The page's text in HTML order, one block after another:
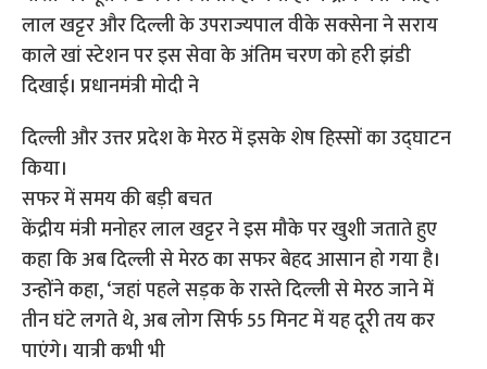
लाल खट्टर और दिल्ली के उपराज्यपाल वीके सक्सेना ने सराय
काले खां स्टेशन पर इस सेवा के अंतिम चरण को हरी झंडी
दिखाई। प्रधानमंत्री मोदी ने
दिल्ली और उत्तर प्रदेश के मेरठ में इसके शेष हिस्सों का उद्घाटन
किया।
सफर में समय की बड़ी बचत
केंद्रीय मंत्री मनोहर लाल खट्टर ने इस मौके पर खुशी जताते हुए
कहा कि अब दिल्ली से मेरठ का सफर बेहद आसान हो गया है।
उन्होंने कहा, ‘जहां पहले सड़क के रास्ते दिल्ली से मेरठ जाने में
तीन घंटे लगते थे, अब लोग सिर्फ 55 मिनट में यह दूरी तय कर
पाएंगे। यात्री कभी भी